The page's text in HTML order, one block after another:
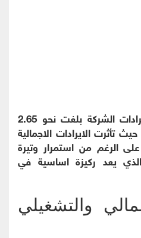
واشارت الارقام الى ان ايرادات الشركة بلغت نحو 2.65
تأثرت الايرادات الاجمالية
الرغم من استمرار وتيرة
يعد ركيزة اساسية في
والتشغيلي